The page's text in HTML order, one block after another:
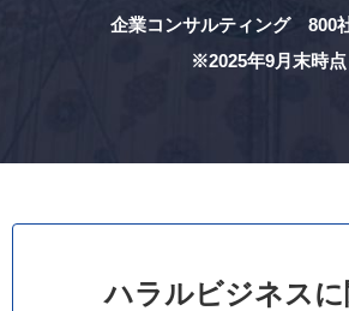
企業コンサルティング
※2025年9月末時点
ハラルビジネスに